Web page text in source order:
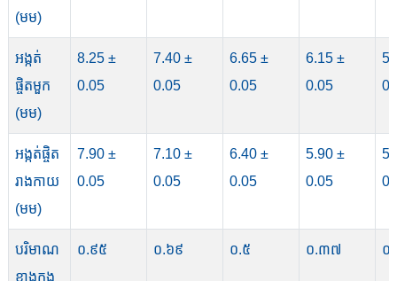
(មម)
អង្កត់
ផ្ចិតមួក
(មម)
8.25 ±
0.05
7.40 ±
0.05
6.65 ±
0.05
6.15 ±
0.05
អង្កត់ផ្ចិត
រាងកាយ
(មម)
7.90 ±
0.05
7.10 ±
0.05
6.40 ±
0.05
5.90 ±
0.05
បរិមាណ
ខាងក្នុង
០.៩៥ ០.៦៩ ០.៥ ០.៣៧ ០